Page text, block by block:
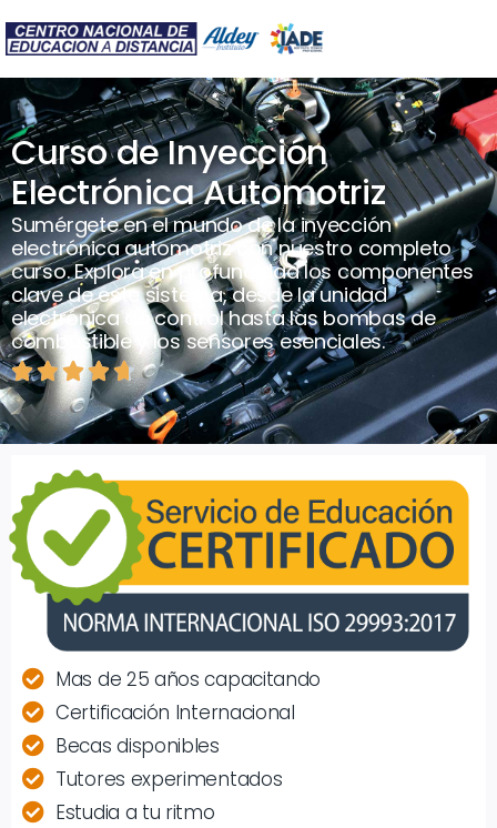
Curso de Inyección
Electrónica Automotriz
Sumérgete en el mundo de la inyección
electrónica automotriz con nuestro completo
curso. Explora en profundidad los componentes
clave de este sistema, desde la unidad
electrónica de control hasta las bombas de
combustible y los sensores esenciales.
 
Mas de 25 años capacitando
Certificación Internacional
Becas disponibles
Tutores experimentados
Estudia a tu ritmo